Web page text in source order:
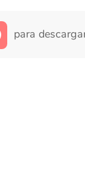
para